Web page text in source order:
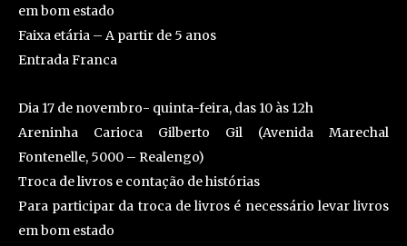
em bom estado
Faixa etária – A partir de 5 anos
Entrada Franca
Dia 17 de novembro- quinta-feira, das 10 às 12h
Areninha Carioca Gilberto Gil (Avenida Marechal
Fontenelle, 5000 – Realengo)
Troca de livros e contação de histórias
Para participar da troca de livros é necessário levar livros
em bom estado